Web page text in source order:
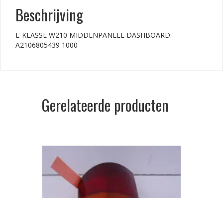
Beschrijving
E-KLASSE W210 MIDDENPANEEL DASHBOARD
A2106805439 1000
Gerelateerde producten